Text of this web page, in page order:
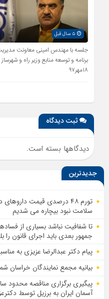
۵ سال قبل
جلسه با مهندس امینی معاونت
برنامه و توسعه منابع وزیر راه و شهرساز
۱۸مهر۹۷
ثبت دیدگاه
دیدگاهها بسته است.
جدیدترین
تورم ۴۸ درصدی قیمت
سلامت نبود بیچاره می شدیم
تا شفافیت نباشد بسیاری از
جمهور بعدی باید اجرای قانون را
پیام دکتر عبدالرضا عزیزی به
بیانیه مجمع نمایندگان خراسان
پیگیری برگزاری مناقصه محدود
آسمان ایران به برزیل توسط